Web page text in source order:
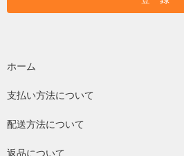
ホーム
支払い方法について
配送方法について
返品について